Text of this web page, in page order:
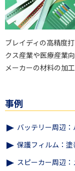
ブレイディの高精度
クス産業や医療産業
メーカーの材料の加工
事例
バッテリー周辺
保護フィルム：
スピーカー周辺